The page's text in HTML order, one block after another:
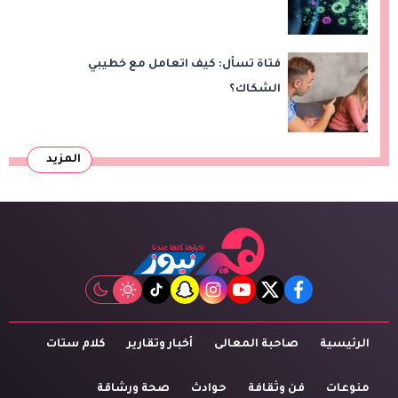
فتاة تسأل: كيف اتعامل مع خطيبي
الشكاك؟
المزيد
facebook
twitter
youtube
instagram
snapchat
tiktok
الرئيسية صاحبة المعالى أخبار وتقارير كلام ستات
منوعات فن وثقافة حوادث صحة ورشاقة